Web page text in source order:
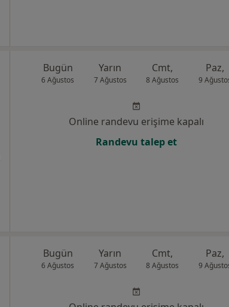
Bugün
6 Ağustos
Yarın
7 Ağustos
Cmt,
8 Ağustos
Paz,
9
Online randevu erişime kapalı
Randevu talep et
Bugün
6 Ağustos
Yarın
7 Ağustos
Cmt,
8 Ağustos
Paz,
9